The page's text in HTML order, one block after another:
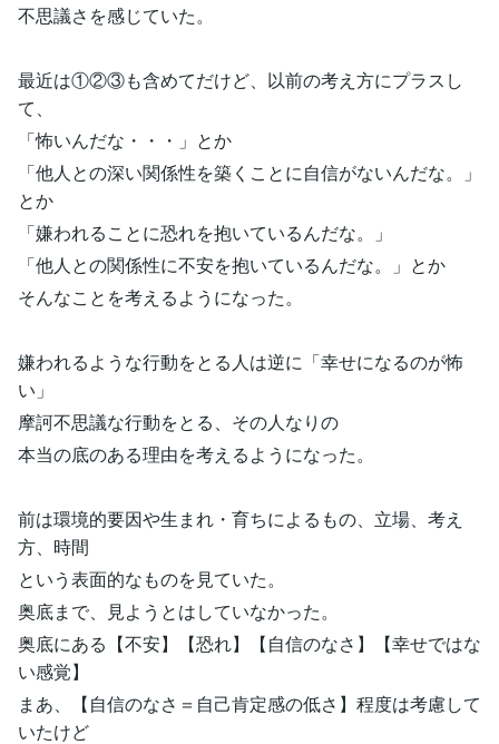
不思議さを感じていた。
最近は①②③も含めてだけど、以前の考え方にプラスし
て、
「怖いんだな・・・」とか
「他人との深い関係性を築くことに自信がないんだな。」
とか
「嫌われることに恐れを抱いているんだな。」
「他人との関係性に不安を抱いているんだな。」とか
そんなことを考えるようになった。
嫌われるような行動をとる人は逆に「幸せになるのが怖
い」
摩訶不思議な行動をとる、その人なりの
本当の底のある理由を考えるようになった。
前は環境的要因や生まれ・育ちによるもの、立場、考え
方、時間
という表面的なものを見ていた。
奥底まで、見ようとはしていなかった。
奥底にある【不安】【恐れ】【自信のなさ】【幸せではな
い感覚】
まあ、【自信のなさ＝自己肯定感の低さ】程度は考慮して
いたけど